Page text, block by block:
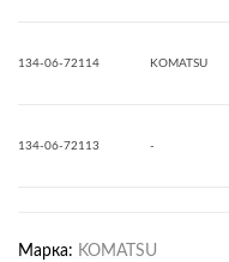
134-06-72114 KOMATSU
134-06-72113 -
Марка: KOMATSU